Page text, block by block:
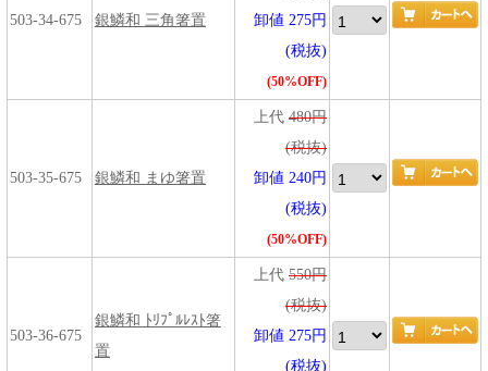
503-34-675 銀鱗和 三角箸置
卸値 275円
(税抜)
(50%OFF)
503-35-675 銀鱗和 まゆ箸置
上代 480円
(税抜)
卸値 240円
(税抜)
(50%OFF)
503-36-675
銀鱗和 ﾄﾘﾌﾟﾙﾚｽﾄ箸
置
上代 550円
(税抜)
卸値 275円
(税抜)